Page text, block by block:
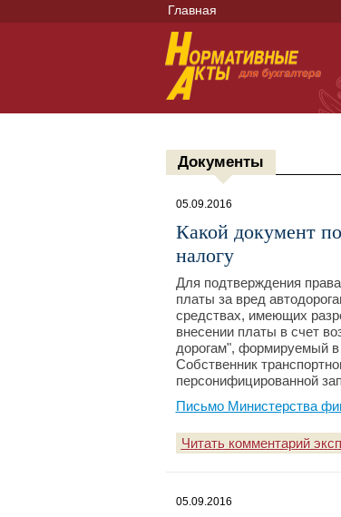
Главная
Документы
05.09.2016
Какой документ
налогу
Для подтверждения
платы за вред
средствах, имеющих
внесении платы в счет
дорогам", формируемый в
Собственник
персонифицированной
Письмо Министерства
Читать комментарий
05.09.2016